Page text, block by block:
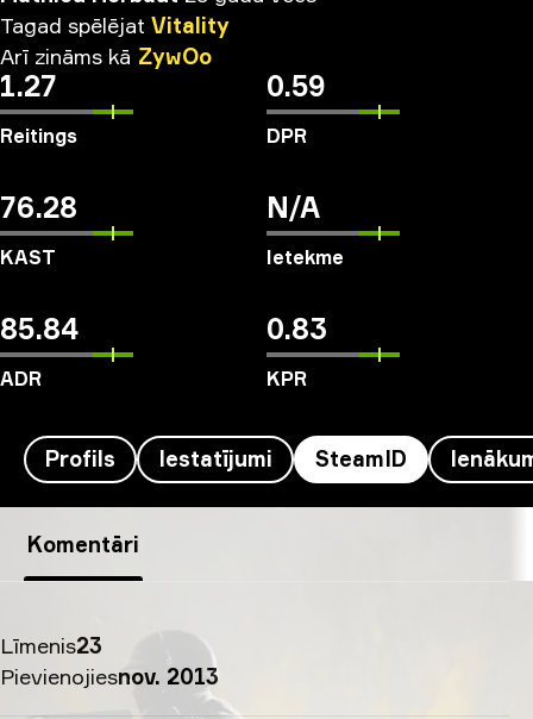
Tagad spēlējat Vitality
Arī zināms kā ZywOo
1.27
Reitings
0.59
DPR
76.28
KAST
N/A
Ietekme
85.84
ADR
0.83
KPR
Profils Iestatījumi SteamID
Komentāri
Līmenis23
Pievienojiesnov. 2013